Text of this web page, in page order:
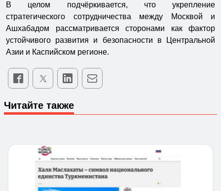
В целом подчёркивается, что укрепление
стратегического сотрудничества между Москвой и
Ашхабадом рассматривается сторонами как фактор
устойчивого развития и безопасности в Центральной
Азии и Каспийском регионе.
Читайте также